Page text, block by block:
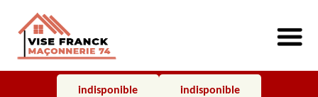
indisponible indisponible